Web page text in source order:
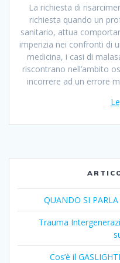
La richiesta di
richiesta quando un
sanitario, attua
imperizia nei confronti di
medicina, i casi di
riscontrano nell’ambito
incorrere ad un errore
QUANDO SI
Trauma
Cos’è il